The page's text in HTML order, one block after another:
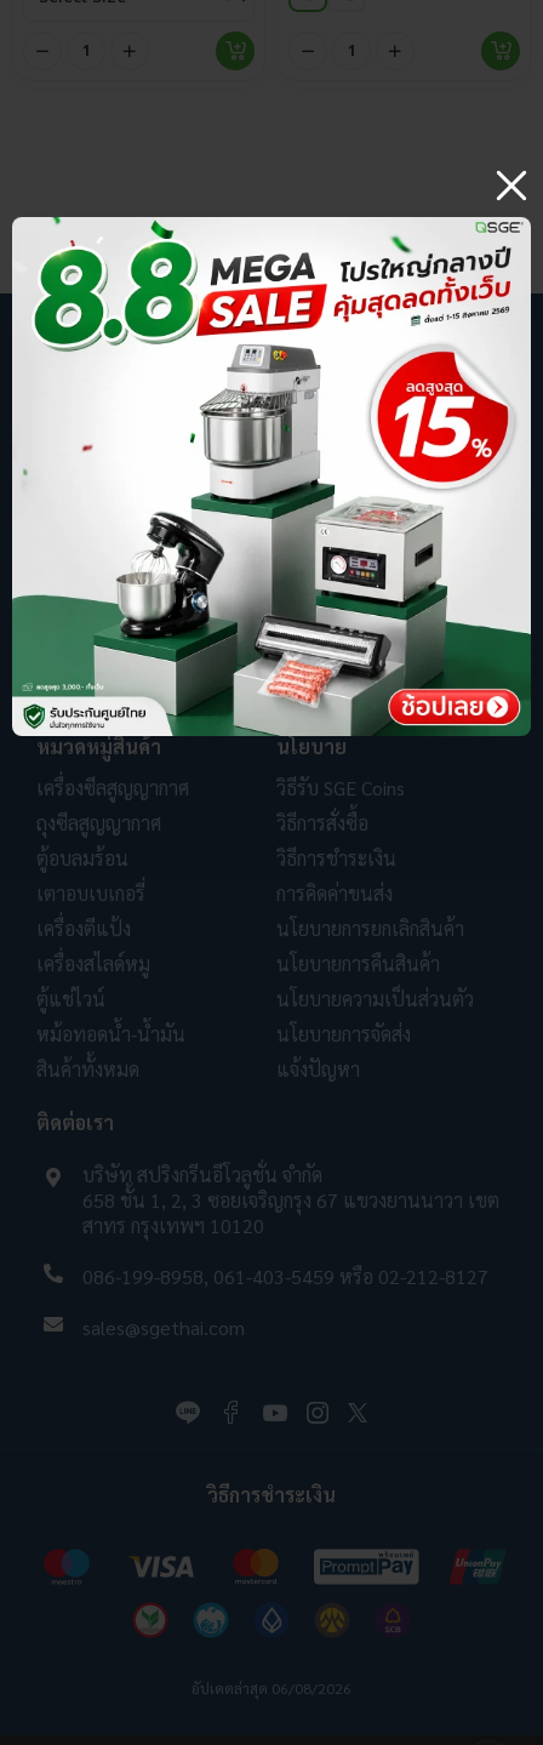
บริษัท สปริงกรีน อีโวลูชั่น จำกัด
ร้านออนไลน์ ที่รู้จักในชื่อ sgethai.com
ผู้นำเข้าและจัดจำหน่ายเครื่องซีลสูญญากาศ
เตาอบเบเกอรี่ ตู้อบลมร้อน เครื่องบดหมู
การันตีด้วยยอดขาย อันดับ 1
หมวดหมู่สินค้า
เครื่องซีลสูญญากาศ
ถุงซีลสูญญากาศ
ตู้อบลมร้อน
เตาอบเบเกอรี่
เครื่องตีแป้ง
เครื่องสไลด์หมู
ตู้แช่ไวน์
หม้อทอดน้ำ-น้ำมัน
สินค้าทั้งหมด
นโยบาย
วิธีรับ SGE Coins
วิธีการสั่งซื้อ
วิธีการชำระเงิน
การคิดค่าขนส่ง
นโยบายการยกเลิกสินค้า
นโยบายการคืนสินค้า
นโยบายความเป็นส่วนตัว
นโยบายการจัดส่ง
แจ้งปัญหา
ติดต่อเรา
บริษัท สปริงกรีนอีโวลูชั่น จำกัด
658 ชั้น 1, 2, 3 ซอยเจริญกรุง 67 แขวงยานนาวา เขต
สาทร กรุงเทพฯ 10120
086-199-8958, 061-403-5459 หรือ 02-212-8127
sales@sgethai.com
วิธีการชำระเงิน
อัปเดตล่าสุด 06/08/2026